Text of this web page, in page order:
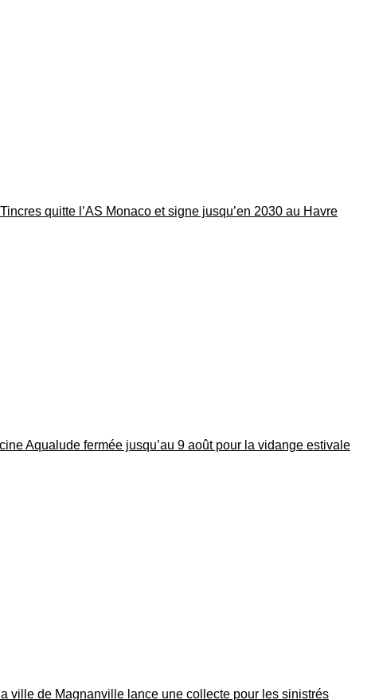
quitte l’AS Monaco et signe jusqu’en 2030 au Havre
Aqualude fermée jusqu’au 9 août pour la vidange estivale
ville de Magnanville lance une collecte pour les sinistrés